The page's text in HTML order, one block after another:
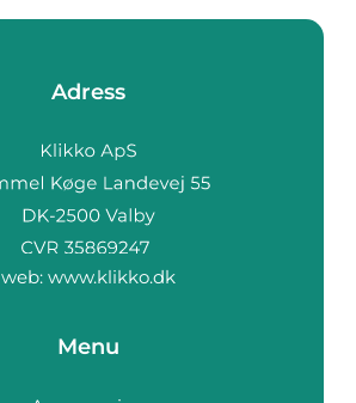
Adress
web: www.klikko.dk
Menu